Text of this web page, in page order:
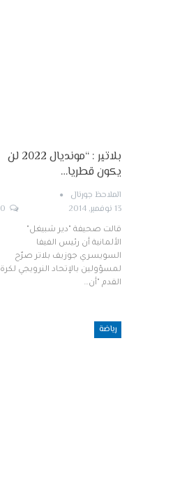
بلاتير : “مونديال 2022 لن
يكون قطريا…
الملاحظ جورنال
13 نوفمبر, 2014
قالت صحيفة "دير شبيغل"
الألمانية أن رئيس الفيفا
السويسري جوزيف بلاتر صرّح
لمسؤولين بالإتحاد النرويجي لكرة
القدم "أن…
رياضة